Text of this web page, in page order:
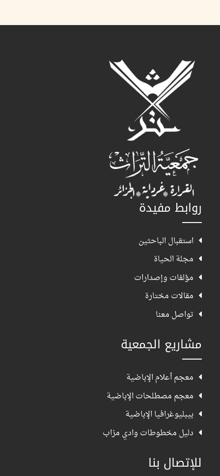
روابط مفيدة
استقبال الباحثين
مجلة الحياة
مؤلفات وإصدارات
مقالات مختارة
تواصل معنا
مشاريع الجمعية
معجم أعلام الإباضية
معجم مصطلحات الإباضية
بيبليوغرافيا الإباضية
دليل مخطوطات وادي مزاب
للإتصال بنا